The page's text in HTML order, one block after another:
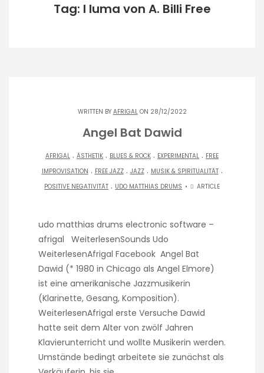
Tag: I luma von A. Billi Free
WRITTEN BY AFRIGALON 28/12/2022
Angel Bat Dawid
AFRIGAL . ÄSTHETIK . BLUES & ROCK . EXPERIMENTAL . FREE
IMPROVISATION . FREE JAZZ. JAZZ. MUSIK & SPIRITUALITÄT.
POSITIVE NEGATIVITÄT . UDO MATTHIAS DRUMS ARTICLE
udo matthias drums electronic software –
afrigal WeiterlesenSounds Udo
WeiterlesenAfrigal Facebook Angel Bat
Dawid (* 1980 in Chicago als Angel Elmore)
ist eine amerikanische Jazzmusikerin
(Klarinette, Gesang, Komposition).
WeiterlesenAfrigal erste Versuche Dawid
hatte seit dem Alter von zwölf Jahren
Klavierunterricht und wollte Musikerin werden.
Umstände bedingt arbeitete sie zunächst als